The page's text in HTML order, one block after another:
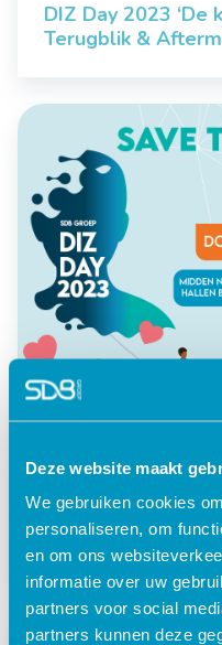
Deze website maakt
We gebruiken cookies
personaliseren, om
en om ons
informatie over uw
partners voor social
partners kunnen deze
DIZ Day 2023 ‘De
Terugblik &
DIZDay 2023 |